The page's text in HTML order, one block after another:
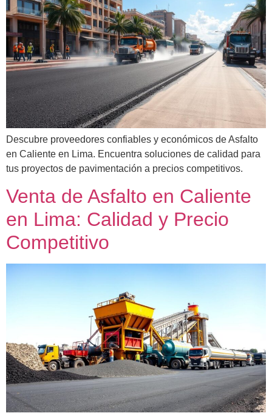
Descubre proveedores confiables y económicos de Asfalto
en Caliente en Lima. Encuentra soluciones de calidad para
tus proyectos de pavimentación a precios competitivos.
Venta de Asfalto en Caliente
en Lima: Calidad y Precio
Competitivo